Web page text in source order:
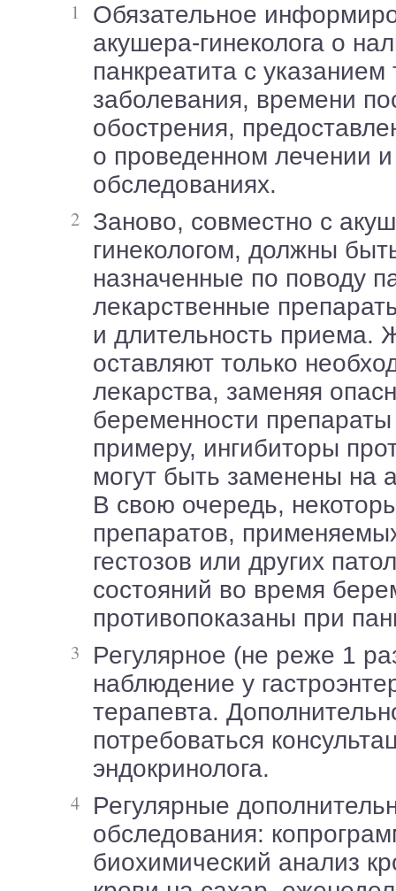
Обязательное информирование
акушера-гинеколога о
панкреатита с указанием
заболевания, времени
обострения,
о проведенном лечении и
обследованиях.
Заново, совместно с акушером-
гинекологом, должны
назначенные по поводу
лекарственные
и длительность приема.
оставляют только
лекарства, заменяя
беременности препараты
примеру, ингибиторы
могут быть заменены на
В свою очередь,
препаратов,
гестозов или других
состояний во время
противопоказаны при
Регулярное (не реже 1 раза в 2 недели)
наблюдение у
терапевта.
потребоваться
эндокринолога.
Регулярные дополнительные
обследования:
биохимический анализ